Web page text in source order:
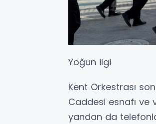
Yoğun ilgi
Kent Orkestrası
Caddesi esnafı ve
yandan da